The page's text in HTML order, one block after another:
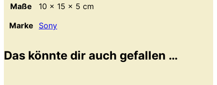
Maße
10 × 15 × 5 cm
Marke
Sony
Das könnte dir auch gefallen …